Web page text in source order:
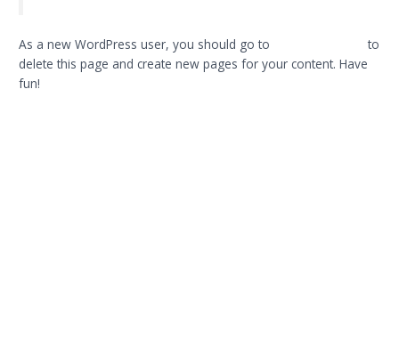
As a new WordPress user, you should go to
to
delete this page and create new pages for your content. Have
fun!